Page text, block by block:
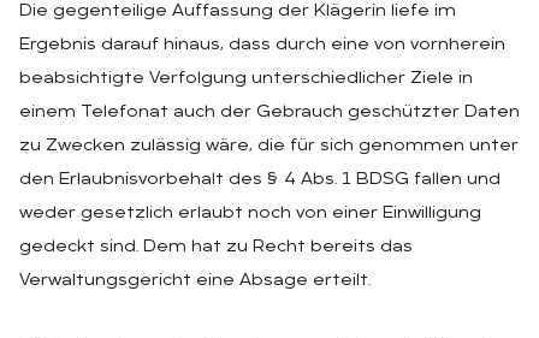
Die gegenteilige Auffassung der Klägerin liefe im
Ergebnis darauf hinaus, dass durch eine von vornherein
beabsichtigte Verfolgung unterschiedlicher Ziele in
einem Telefonat auch der Gebrauch geschützter Daten
zu Zwecken zulässig wäre, die für sich genommen unter
den Erlaubnisvorbehalt des § 4 Abs. 1 BDSG fallen und
weder gesetzlich erlaubt noch von einer Einwilligung
gedeckt sind. Dem hat zu Recht bereits das
Verwaltungsgericht eine Absage erteilt.